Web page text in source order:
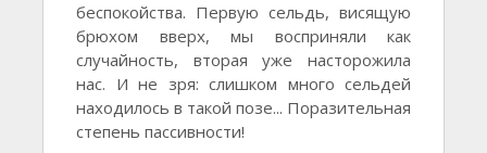
беспокойства. Первую сельдь, висящую
брюхом вверх, мы восприняли как
случайность, вторая уже насторожила
нас. И не зря: слишком много сельдей
находилось в такой позе... Поразительная
степень пассивности!